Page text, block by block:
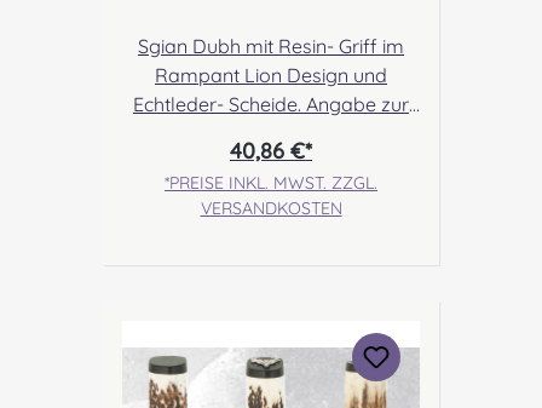
Sgian Dubh mit Resin- Griff im
Rampant Lion Design und
Echtleder- Scheide. Angabe zur
Sgian Dubh Company, 37 Kyle
Road, Kyle Estate,
Irvine, Scotland, KA128LE
Nieswiec & Zeh Easy Piping &
Drumming Gbr,
Gabelsbergerstraße 27, 32425
40,86 €*
*PREISE INKL. MWST. ZZGL.
VERSANDKOSTEN